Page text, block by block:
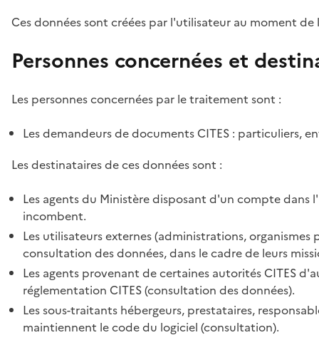
Ces données sont créées par l'utilisateur au moment
Personnes concernées et
Les personnes concernées par le traitement sont :
Les demandeurs de documents CITES : particuliers,
Les destinataires de ces données sont :
Les agents du Ministère disposant d'un compte
incombent.
Les utilisateurs externes (administrations,
consultation des données, dans le cadre de leurs
Les agents provenant de certaines autorités CITES
réglementation CITES (consultation des données).
Les sous-traitants hébergeurs, prestataires,
maintiennent le code du logiciel (consultation).